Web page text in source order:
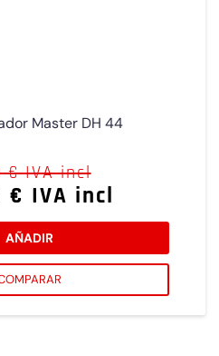
Master DH 44
€ IVA incl
€ IVA incl
AÑADIR